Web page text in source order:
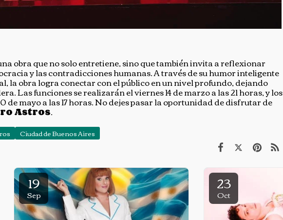
obra que no solo entretiene, sino que también invita a reflexionar
y las contradicciones humanas. A través de su humor inteligente
la obra logra conectar con el público en un nivel profundo, dejando
Las funciones se realizarán el viernes 14 de marzo a las 21 horas, y los
de mayo a las 17 horas. No dejes pasar la oportunidad de disfrutar de
Astros.
Ciudad de Buenos Aires
19
Sep
23
Oct